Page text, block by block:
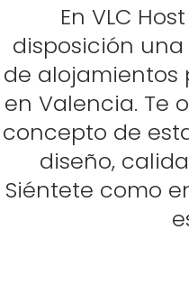
En VLC
disposición
de alojamientos
en Valencia. Te
concepto de
diseño,
Siéntete como